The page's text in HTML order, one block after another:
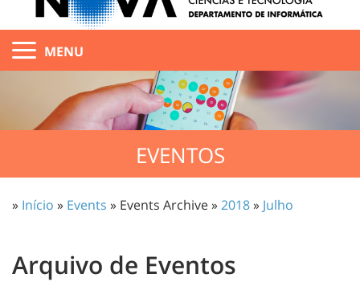
MENU
EVENTOS
» Início » Events » Events Archive »2018» Julho
Arquivo de Eventos